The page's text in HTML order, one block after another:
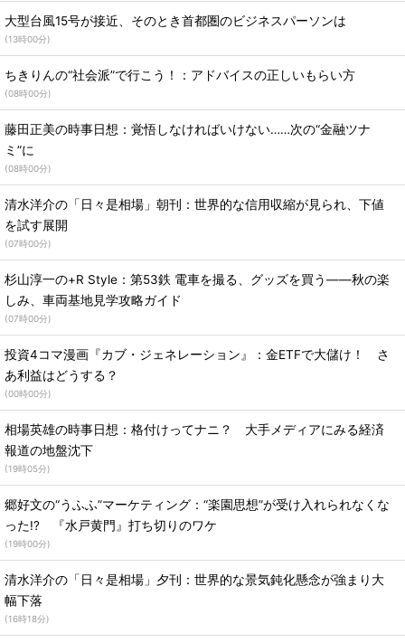
大型台風15号が接近、そのとき首都圏のビジネスパーソンは
(13時00分)
ちきりんの“社会派”で行こう！：アドバイスの正しいもらい方
(08時00分)
藤田正美の時事日想：覚悟しなければいけない……次の“金融ツナ
ミ”に
(08時00分)
清水洋介の「日々是相場」朝刊：世界的な信用収縮が見られ、下値
を試す展開
(07時00分)
杉山淳一の+R Style：第53鉄 電車を撮る、グッズを買う――秋の楽
しみ、車両基地見学攻略ガイド
(07時00分)
投資4コマ漫画『カブ・ジェネレーション』：金ETFで大儲け！ さ
あ利益はどうする？
(00時00分)
相場英雄の時事日想：格付けってナニ？ 大手メディアにみる経済
報道の地盤沈下
(19時05分)
郷好文の“うふふ”マーケティング：“楽園思想”が受け入れられなくな
った!? 『水戸黄門』打ち切りのワケ
(19時00分)
清水洋介の「日々是相場」夕刊：世界的な景気鈍化懸念が強まり大
幅下落
(16時18分)